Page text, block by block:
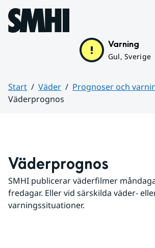
Hoppa till sidans innehåll
Varning
Gul, Sverige
Start Väder
Prognoser och
Väderprognos
Väderprognos
SMHI publicerar väderfilmer
fredagar. Eller vid särskilda väder-
varningssituationer.